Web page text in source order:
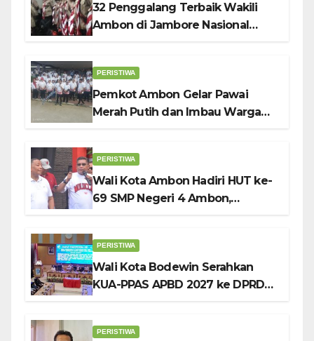
32 Penggalang Terbaik Wakili
Ambon di Jambore Nasional
PERISTIWA
Pemkot Ambon Gelar Pawai
Merah Putih dan Imbau Warga
PERISTIWA
Wali Kota Ambon Hadiri HUT ke-
69 SMP Negeri 4 Ambon,
PERISTIWA
Wali Kota Bodewin Serahkan
KUA-PPAS APBD 2027 ke DPRD
PERISTIWA